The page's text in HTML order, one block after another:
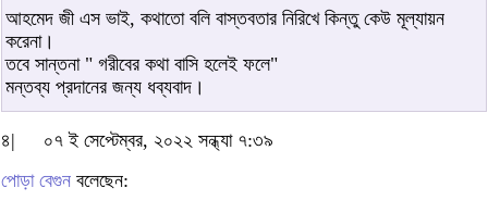
আহমেদ জী এস ভাই, কথাতো বলি বাস্তবতার নিরিখে কিন্তু কেউ মূল্যায়ন
করেনা।
তবে সান্তনা " গরীবের কথা বাসি হলেই ফলে"
মন্তব্য প্রদানের জন্য ধব্যবাদ।
৪|
০৭ ই সেপ্টেম্বর, ২০২২ সন্ধ্যা ৭:৩৯
পোড়া বেগুন বলেছেন: